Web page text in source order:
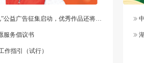
告征集启动，优秀作品还将纳入官方作品库
服务倡议书
作指引（试行）